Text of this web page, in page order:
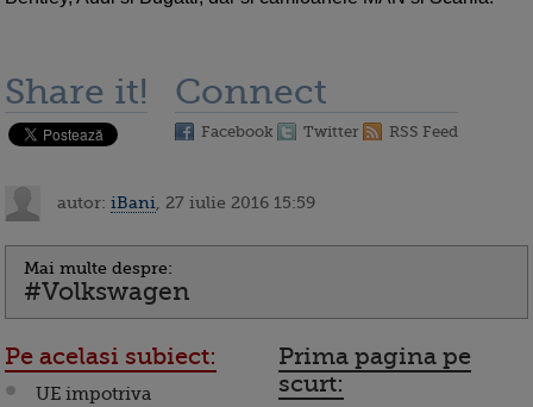
Share it! Connect
Facebook Twitter RSS Feed
autor: iBani , 27 iulie 2016 15:59
Mai multe despre:
#Volkswagen
Pe acelasi subiect:
UE impotriva
Prima pagina pe
scurt: